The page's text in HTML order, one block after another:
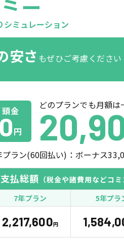
シミュレーション
安さ もぜひご考慮ください
頭金
0円
どのプランでも月額は
プラン(60回払い)：ボーナス
支払総額 （税金や諸費用などコミ
7年プラン
5年プラ
2,217,600円